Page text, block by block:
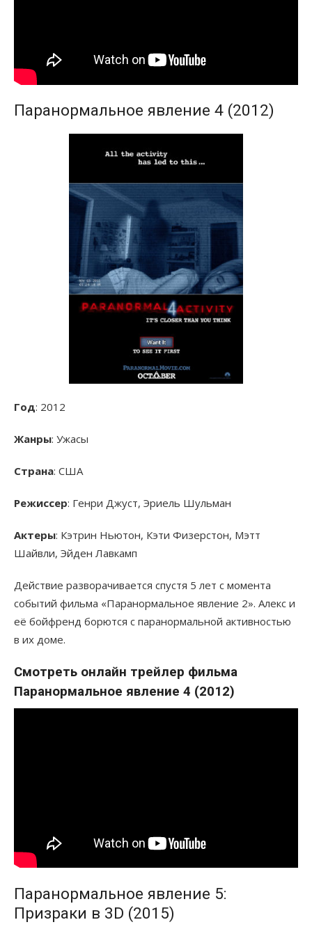
Паранормальное явление 4 (2012)
Год: 2012
Жанры: Ужасы
Страна: США
Режиссер: Генри Джуст, Эриель Шульман
Актеры: Кэтрин Ньютон, Кэти Физерстон, Мэтт
Шайвли, Эйден Лавкамп
Действие разворачивается спустя 5 лет с момента
событий фильма «Паранормальное явление 2». Алекс и
её бойфренд борются с паранормальной активностью
в их доме.
Смотреть онлайн трейлер фильма
Паранормальное явление 4 (2012)
Паранормальное явление 5:
Призраки в 3D (2015)